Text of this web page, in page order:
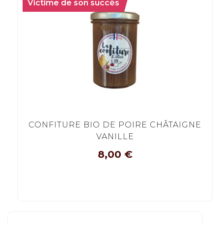
Victime de son succès
CONFITURE BIO DE POIRE CHÂTAIGNE
VANILLE
8,00 €